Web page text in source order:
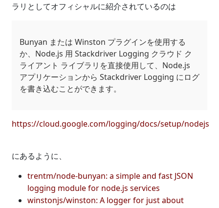
ラリとしてオフィシャルに紹介されているのは
Bunyan または Winston プラグインを使用する
か、Node.js 用 Stackdriver Logging クラウド ク
ライアント ライブラリを直接使用して、Node.js
アプリケーションから Stackdriver Logging にログ
を書き込むことができます。
https://cloud.google.com/logging/docs/setup/nodejs
にあるように、
trentm/node-bunyan: a simple and fast JSON
logging module for node.js services
winstonjs/winston: A logger for just about